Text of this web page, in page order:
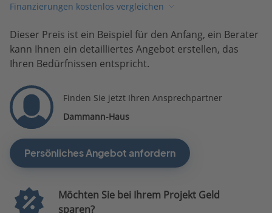
Finanzierungen kostenlos vergleichen
Dieser Preis ist ein Beispiel für den Anfang, ein Berater
kann Ihnen ein detailliertes Angebot erstellen, das
Ihren Bedürfnissen entspricht.
Finden Sie jetzt Ihren Ansprechpartner
Dammann-Haus
Persönliches Angebot anfordern
Möchten Sie bei Ihrem Projekt Geld
sparen?